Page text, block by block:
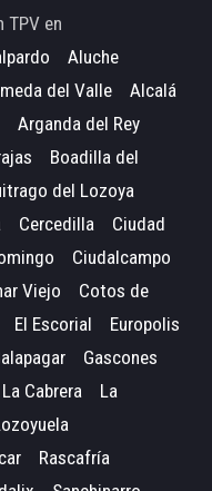
TPV en
Aluche
del Valle
Alcalá
Arganda del Rey
Boadilla del
del Lozoya
Cercedilla
Ciudad
Ciudalcampo
Viejo
Cotos de
El Escorial
Europolis
Gascones
La Cabrera
La
Rascafría